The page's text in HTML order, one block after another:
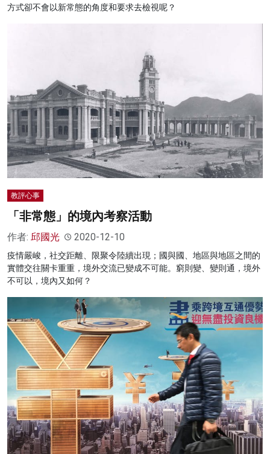
方式卻不會以新常態的角度和要求去檢視呢？
教評心事
「非常態」的境內考察活動
作者: 邱國光 2020-12-10
疫情嚴峻，社交距離、限聚令陸續出現；國與國、地區與地區之間的
實體交往關卡重重，境外交流已變成不可能。窮則變、變則通，境外
不可以，境內又如何？